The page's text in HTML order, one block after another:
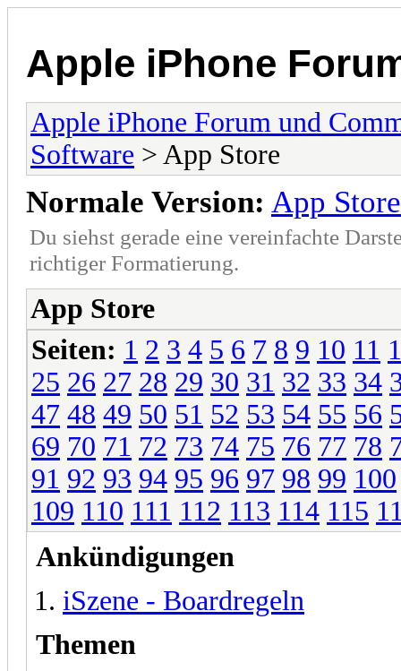
Apple iPhone
Apple iPhone Forum und
Software > App Store
Normale Version: App Store
Du siehst gerade eine vereinfachte
richtiger Formatierung.
App Store
Seiten: 1 2 3 4 5 6 7 8 9 10 11
25 26 27 28 29 30 31 32 33 34
47 48 49 50 51 52 53 54 55 56
69 70 71 72 73 74 75 76 77 78
91 92 93 94 95 96 97 98 99 100
109 110 111 112 113 114 115
Ankündigungen
iSzene - Boardregeln
Themen